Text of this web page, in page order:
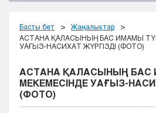
Актобе
Атырау
Жезказган
Кокшетау
Костанай
Кызылорда
Басты бет
Жаңалықтар
АСТАНА ҚАЛАСЫНЫҢ БАС ИМАМЫ
УАҒЫЗ-НАСИХАТ ЖҮРГІЗДІ (ФОТО)
АСТАНА ҚАЛАСЫНЫҢ БАС
МЕКЕМЕСІНДЕ УАҒЫЗ-
(ФОТО)